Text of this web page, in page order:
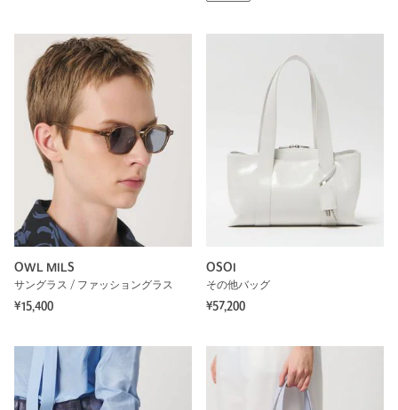
OWL MILS
サングラス / ファッショングラス
¥15,400
OSOI
その他バッグ
¥57,200